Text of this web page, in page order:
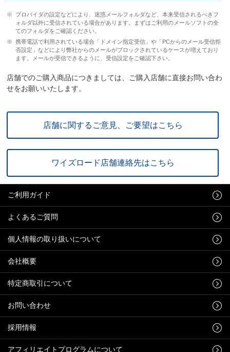
プロバイダの設定などにより、迷惑メールフォルダなど、本来受信されるべきフ
ォルダ以外に受信されている場合があります。まずはご利用のメールソフトの全
てのフォルダをご確認ください。
携帯電話で利用されている場合「ドメイン指定受信」や「PCからのメール受信拒
否設定」などにより弊社からのメールがブロックされているケースが増えており
ます。メールが受信できるように、受信設定をご確認下さい。
店舗でのご購入商品につきましては、ご購入店舗に直接お問い合わ
せをお願いいたします。
店舗に関するご意見、ご要望はこちら
ワイズロード店舗連絡先はこちら
ご利用ガイド
よくあるご質問
個人情報の取り扱いについて
会社概要
特定商取引について
お問い合わせ
採用情報
アフィリエイトプログラムについて